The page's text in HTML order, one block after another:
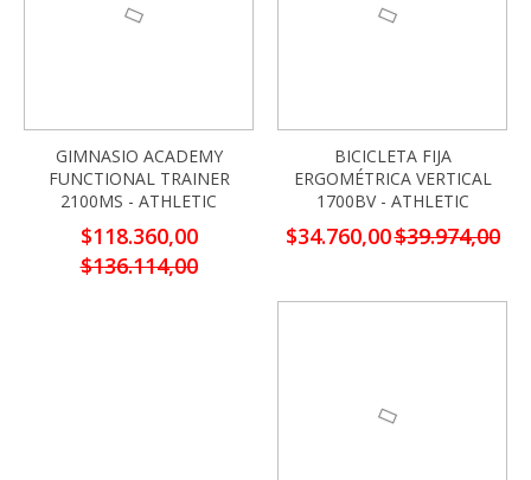
GIMNASIO ACADEMY
FUNCTIONAL TRAINER
2100MS - ATHLETIC
Precio
especial
$118.360,00
$136.114,00
BICICLETA FIJA
ERGOMÉTRICA VERTICAL
1700BV - ATHLETIC
Precio
especial
$34.760,00$39.974,00